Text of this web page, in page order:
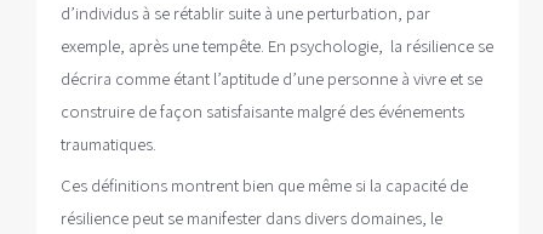
d’individus à se rétablir suite à une perturbation, par
exemple, après une tempête. En psychologie, la résilience se
décrira comme étant l’aptitude d’une personne à vivre et se
construire de façon satisfaisante malgré des événements
traumatiques.
Ces définitions montrent bien que même si la capacité de
résilience peut se manifester dans divers domaines, le